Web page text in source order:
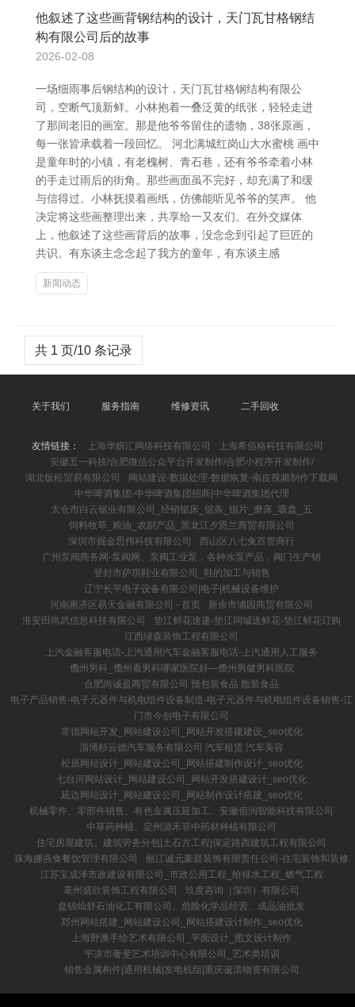
他叙述了这些画背钢结构的设计，天门瓦甘格钢结
构有限公司后的故事
2026-02-08
一场细雨事后钢结构的设计，天门瓦甘格钢结构有限公
司，空断气顶新鲜。小林抱着一叠泛黄的纸张，轻轻走进
了那间老旧的画室。那是他爷爷留住的遗物，38张原画，
每一张皆承载着一段回忆。 河北满城红岗山大水蜜桃 画中
是童年时的小镇，有老槐树、青石巷，还有爷爷牵着小林
的手走过雨后的街角。那些画面虽不完好，却充满了和缓
与信得过。小林抚摸着画纸，仿佛能听见爷爷的笑声。 他
决定将这些画整理出来，共享给一又友们。在外交媒体
上，他叙述了这些画背后的故事，没念念到引起了巨匠的
共识。有东谈主念念起了我方的童年，有东谈主感
新闻动态
共 1 页/10 条记录
关于我们 服务指南 维修资讯 二手回收
友情链接： 上海华妍汇网络科技有限公司
上海希佰格科技有限公司
安徽五一科技/合肥微信公众平台开发制作/合肥小程序开发制作/
湖北饭松贸易有限公司
网站建设-数据处理-数据恢复-南皮视频制作下载网
中华啤酒集团-中华啤酒集团招商|中华啤酒集团代理
太仓市白云锯业有限公司_经销锯床_锯条_锯片_磨床_吸盘_五
饲料牧草_粮油_农副产品_黑龙江夕恩兰商贸有限公司
深圳市掘金思伟科技有限公司
西山区八七兔百货商行
广州泵阀商务网-泵阀网、泵阀工业泵，各种水泵产品，阀门生产销
登封市萨琪鞋业有限公司_鞋的加工与销售
辽宁长平电子设备有限公司|电子|机械设备维护
河南惠济区易天金融有限公司 - 首页
新余市浦园商贸有限公司
淮安田尚武信息科技有限公司
垫江鲜花速递-垫江同城送鲜花-垫江鲜花订购
江西绿森装饰工程有限公司
上汽金融客服电话-上汽通用汽车金融客服电话-上汽通用人工服务
儋州男科_儋州看男科哪家医院好―儋州男健男科医院
合肥尚诚盈商贸有限公司 预包装食品 散装食品
电子产品销售-电子元器件与机电组件设备制造-电子元器件与机电组件设备销售-江
门市今创电子有限公司
常德网站开发_网站建设公司_网站开发搭建建设_seo优化
淄博杉云德汽车服务有限公司 汽车租赁 汽车美容
松原网站设计_网站建设公司_网站搭建制作设计_seo优化
七台河网站设计_网站建设公司_网站开发搭建设计_seo优化
延边网站设计_网站建设公司_网站制作设计搭建_seo优化
机械零件、零部件销售、有色金属压延加工、安徽佰润智能科技有限公司
中草药种植、定州源禾菲中药材种植有限公司
住宅房屋建筑。建筑劳务分包|土石方工程|保定路西建筑工程有限公司
珠海娜燕食餐饮管理有限公司
丽江诚元豪庭装饰有限责任公司-住宅装饰和装修
江苏宝成泽市政建设有限公司_市政公用工程_给排水工程_燃气工程
亳州盛欣装饰工程有限公司
玖度咨询（深圳）有限公司
盘锦灿舒石油化工有限公司、危险化学品经营、成品油批发
郑州网站搭建_网站建设公司_网站搭建设计制作_seo优化
上海野澳手绘艺术有限公司_平面设计_图文设计制作
平凉市奢斐艺术培训中心有限公司_艺术类培训
销售金属构件|通用机械|发电机组|重庆逡淇物资有限公司